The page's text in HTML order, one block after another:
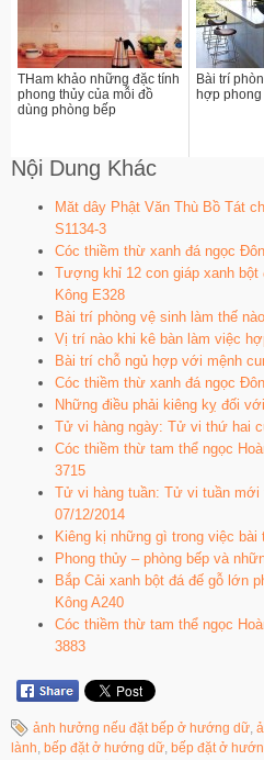
THam khảo những đặc tính
phong thủy của mỗi đồ
dùng phòng bếp
Bài trí
hợp phong
Nội Dung Khác
Măt dây Phật Văn Thù Bồ Tát
S1134-3
Cóc thiềm thừ xanh đá ngọc
Tượng khỉ 12 con giáp xanh
Kông E328
Bài trí phòng vệ sinh làm thế
Vị trí nào khi kê bàn làm việc
Bài trí chỗ ngủ hợp với mệnh
Cóc thiềm thừ xanh đá ngọc
Những điều phải kiêng kỵ đối
Tử vi hàng ngày: Tử vi thứ hai
Cóc thiềm thừ tam thể ngọc
3715
Tử vi hàng tuần: Tử vi tuần mới
07/12/2014
Kiêng kị những gì trong việc bài
Phong thủy – phòng bếp và
Bắp Cải xanh bột đá đế gỗ lớn
Kông A240
Cóc thiềm thừ tam thể ngọc
3883
ảnh hưởng nếu đặt bếp ở hướng dữ,
lành, bếp đặt ở hướng dữ, bếp đặt ở